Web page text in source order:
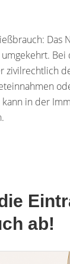
Das
zivilrechtlich
in der
ab!